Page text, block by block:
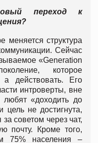
переход к
меняется структура
Сейчас
«Generation
которое
а действовать. Его
интроверты, вне
любят «доходить до
цель не достигнута,
советом через чат,
почту. Кроме того,
75% населения –